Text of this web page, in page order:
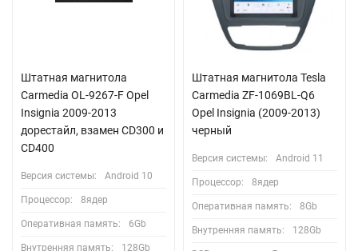
Штатная магнитола
Carmedia OL-9267-F Opel
Insignia 2009-2013
дорестайл, взамен CD300 и
CD400
Версия системы: Android 10
Процессор: 8ядер
Оперативная память: 6Gb
Внутренняя память: 128Gb
Штатная магнитола Tesla
Carmedia ZF-1069BL-Q6
Opel Insignia (2009-2013)
черный
Версия системы: Android 11
Процессор: 8ядер
Оперативная память: 8Gb
Внутренняя память: 128Gb